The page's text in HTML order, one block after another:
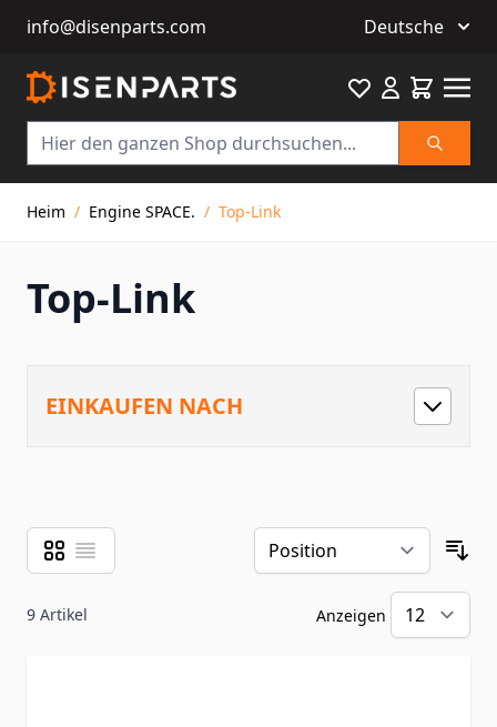
info@disenparts.com Deutsche
Suche
Favourite
Heim / Engine SPACE. / Top-Link
Top-Link
EINKAUFEN NACH
Ansicht als
Raster
Liste
9 Artikel Anzeigen